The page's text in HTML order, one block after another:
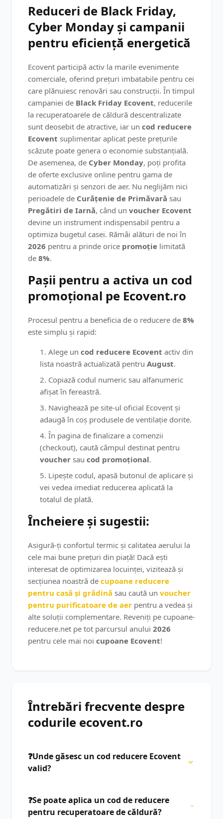
Reduceri de Black Friday,
Cyber Monday și campanii
pentru eficiență energetică
Ecovent participă activ la marile evenimente
comerciale, oferind prețuri imbatabile pentru cei
care plănuiesc renovări sau construcții. În timpul
campaniei de Black Friday Ecovent, reducerile
la recuperatoarele de căldură descentralizate
sunt deosebit de atractive, iar un cod reducere
Ecovent suplimentar aplicat peste prețurile
scăzute poate genera o economie substanțială.
De asemenea, de Cyber Monday, poți profita
de oferte exclusive online pentru gama de
automatizări și senzori de aer. Nu neglijăm nici
perioadele de Curățenie de Primăvară sau
Pregătiri de Iarnă, când un voucher Ecovent
devine un instrument indispensabil pentru a
optimiza bugetul casei. Rămâi alături de noi în
2026 pentru a prinde orice promoție limitată
de 8%.
Pașii pentru a activa un cod
promoțional pe Ecovent.ro
Procesul pentru a beneficia de o reducere de 8%
este simplu și rapid:
Alege un cod reducere Ecovent activ din
lista noastră actualizată pentru August.
Copiază codul numeric sau alfanumeric
afișat în fereastră.
Navighează pe site-ul oficial Ecovent și
adaugă în coș produsele de ventilație dorite.
În pagina de finalizare a comenzii
(checkout), caută câmpul destinat pentru
voucher sau cod promoțional.
Lipește codul, apasă butonul de aplicare și
vei vedea imediat reducerea aplicată la
totalul de plată.
Încheiere și sugestii:
Asigură-ți confortul termic și calitatea aerului la
cele mai bune prețuri din piață! Dacă ești
interesat de optimizarea locuinței, vizitează și
secțiunea noastră de cupoane reducere
pentru casă și grădină sau caută un voucher
pentru purificatoare de aer pentru a vedea și
alte soluții complementare. Reveniți pe cupoane-
reducere.net pe tot parcursul anului 2026
pentru cele mai noi cupoane Ecovent!
Întrebări frecvente despre
codurile ecovent.ro
❓Unde găsesc un cod reducere Ecovent
valid?
Ecovent pentru a-ți asigura un discount de până
la 8% în August 2026.
❓Se poate aplica un cod de reducere
pentru recuperatoare de căldură?